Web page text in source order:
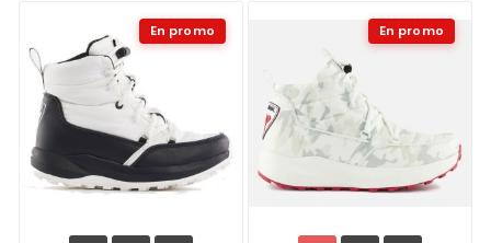
En promo En promo